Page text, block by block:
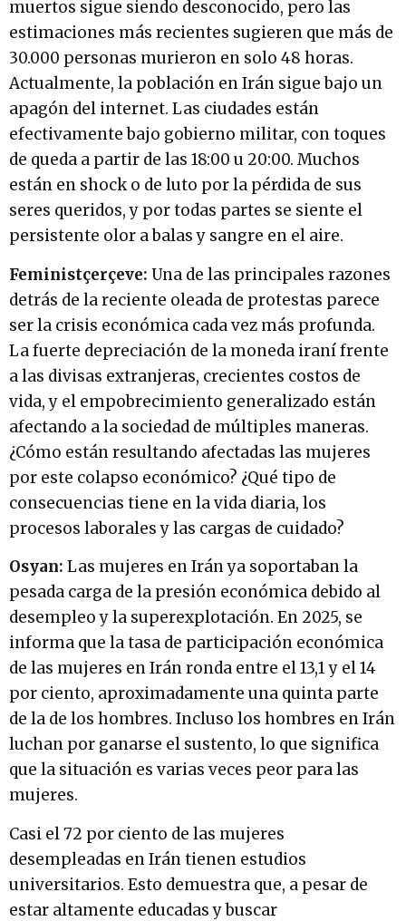
muertos sigue siendo desconocido, pero las
estimaciones más recientes sugieren que más de
30.000 personas murieron en solo 48 horas.
Actualmente, la población en Irán sigue bajo un
apagón del internet. Las ciudades están
efectivamente bajo gobierno militar, con toques
de queda a partir de las 18:00 u 20:00. Muchos
están en shock o de luto por la pérdida de sus
seres queridos, y por todas partes se siente el
persistente olor a balas y sangre en el aire.
Feministçerçeve: Una de las principales razones
detrás de la reciente oleada de protestas parece
ser la crisis económica cada vez más profunda.
La fuerte depreciación de la moneda iraní frente
a las divisas extranjeras, crecientes costos de
vida, y el empobrecimiento generalizado están
afectando a la sociedad de múltiples maneras.
¿Cómo están resultando afectadas las mujeres
por este colapso económico? ¿Qué tipo de
consecuencias tiene en la vida diaria, los
procesos laborales y las cargas de cuidado?
Osyan: Las mujeres en Irán ya soportaban la
pesada carga de la presión económica debido al
desempleo y la superexplotación. En 2025, se
informa que la tasa de participación económica
de las mujeres en Irán ronda entre el 13,1 y el 14
por ciento, aproximadamente una quinta parte
de la de los hombres. Incluso los hombres en Irán
luchan por ganarse el sustento, lo que significa
que la situación es varias veces peor para las
mujeres.
Casi el 72 por ciento de las mujeres
desempleadas en Irán tienen estudios
universitarios. Esto demuestra que, a pesar de
estar altamente educadas y buscar